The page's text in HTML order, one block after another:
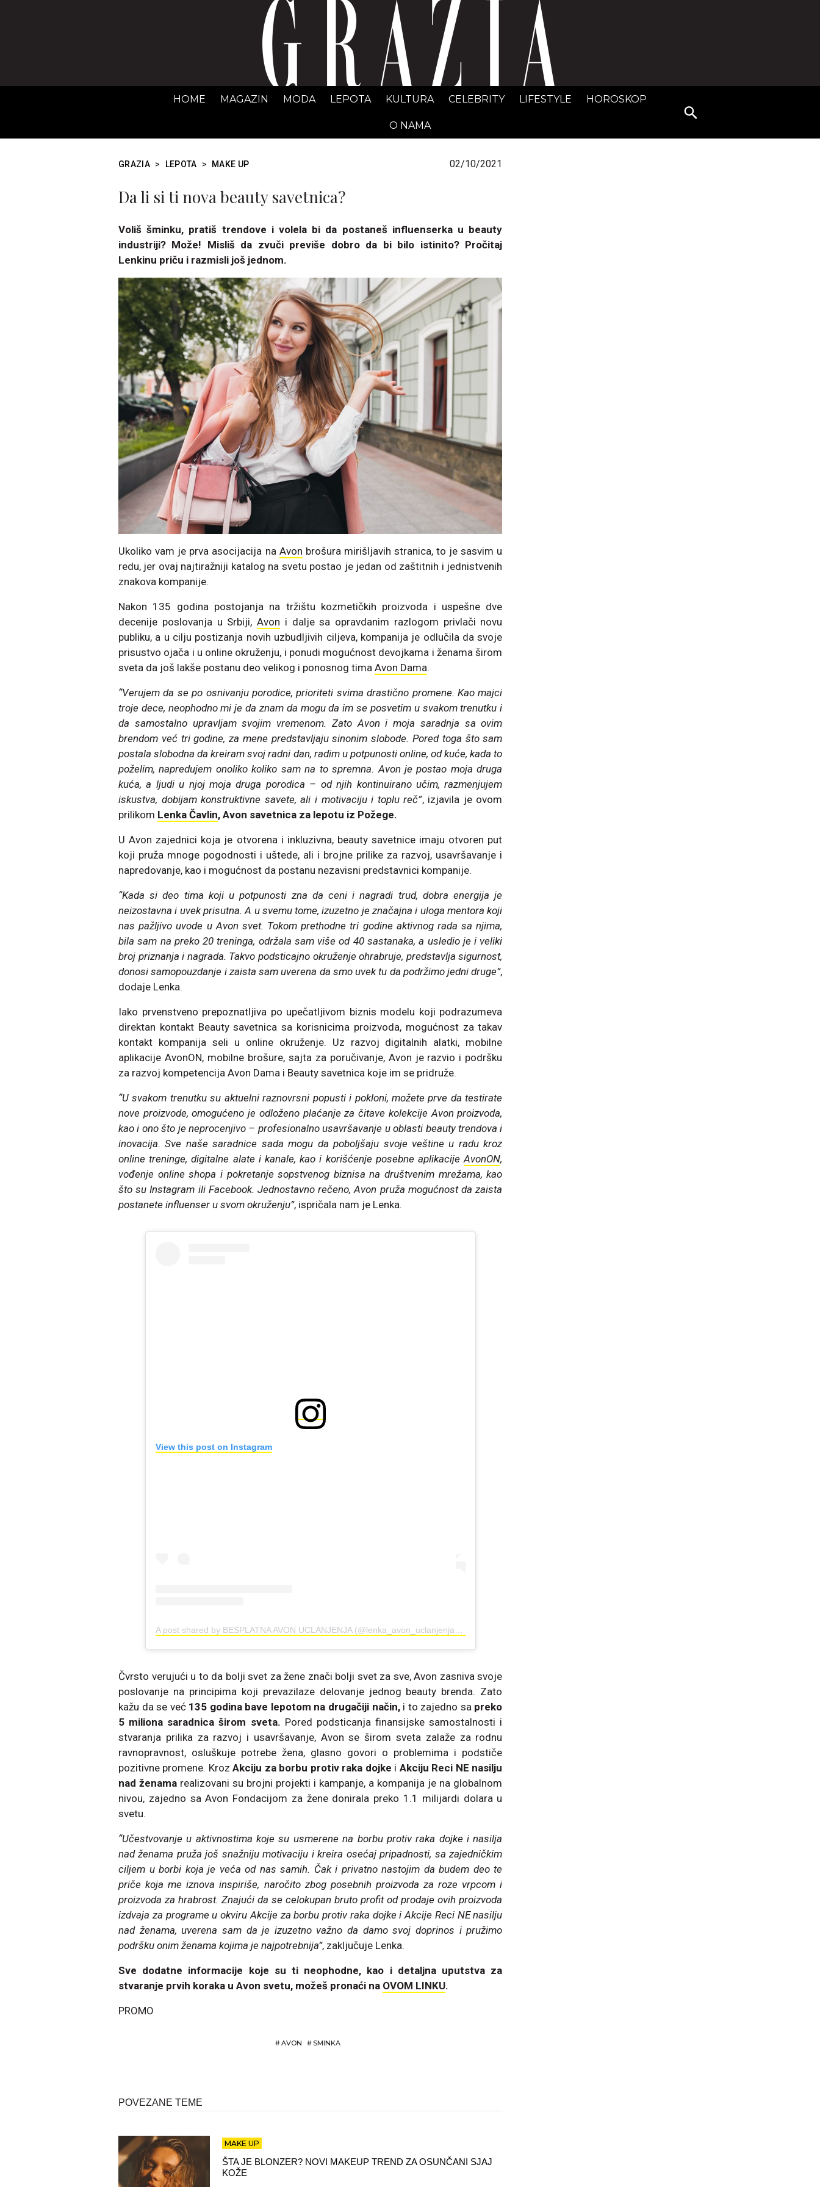
GRAZIA Srbija
HOME MAGAZIN MODA LEPOTA KULTURA CELEBRITY LIFESTYLE HOROSKOP
O NAMA
Search
for:
GRAZIA > LEPOTA > MAKE UP 02/10/2021
Da li si ti nova beauty savetnica?
Voliš šminku, pratiš trendove i volela bi da postaneš influenserka u beauty
industriji? Može! Misliš da zvuči previše dobro da bi bilo istinito? Pročitaj
Lenkinu priču i razmisli još jednom.
Ukoliko vam je prva asocijacija na Avon brošura mirišljavih stranica, to je sasvim u
redu, jer ovaj najtiražniji katalog na svetu postao je jedan od zaštitnih i jednistvenih
znakova kompanije.
Nakon 135 godina postojanja na tržištu kozmetičkih proizvoda i uspešne dve
decenije poslovanja u Srbiji,Avon i dalje sa opravdanim razlogom privlači novu
publiku, a u cilju postizanja novih uzbudljivih ciljeva, kompanija je odlučila da svoje
prisustvo ojača i u online okruženju, i ponudi mogućnost devojkama i ženama širom
sveta da još lakše postanu deo velikog i ponosnog tima Avon Dama.
“Verujem da se po osnivanju porodice, prioriteti svima drastično promene. Kao majci
troje dece, neophodno mi je da znam da mogu da im se posvetim u svakom trenutku i
da samostalno upravljam svojim vremenom. Zato Avon i moja saradnja sa ovim
brendom već tri godine, za mene predstavljaju sinonim slobode. Pored toga što sam
postala slobodna da kreiram svoj radni dan, radim u potpunosti online, od kuće, kada to
poželim, napredujem onoliko koliko sam na to spremna. Avon je postao moja druga
kuća, a ljudi u njoj moja druga porodica – od njih kontinuirano učim, razmenjujem
iskustva, dobijam konstruktivne savete, ali i motivaciju i toplu reč”, izjavila je ovom
prilikom Lenka Čavlin, Avon savetnica za lepotu iz Požege.
U Avon zajednici koja je otvorena i inkluzivna, beauty savetnice imaju otvoren put
koji pruža mnoge pogodnosti i uštede, ali i brojne prilike za razvoj, usavršavanje i
napredovanje, kao i mogućnost da postanu nezavisni predstavnici kompanije.
“Kada si deo tima koji u potpunosti zna da ceni i nagradi trud, dobra energija je
neizostavna i uvek prisutna. A u svemu tome, izuzetno je značajna i uloga mentora koji
nas pažljivo uvode u Avon svet. Tokom prethodne tri godine aktivnog rada sa njima,
bila sam na preko 20 treninga, održala sam više od 40 sastanaka, a usledio je i veliki
broj priznanja i nagrada. Takvo podsticajno okruženje ohrabruje, predstavlja sigurnost,
donosi samopouzdanje i zaista sam uverena da smo uvek tu da podržimo jedni druge”,
dodaje Lenka.
Iako prvenstveno prepoznatljiva po upečatljivom biznis modelu koji podrazumeva
direktan kontakt Beauty savetnica sa korisnicima proizvoda, mogućnost za takav
kontakt kompanija seli u online okruženje. Uz razvoj digitalnih alatki, mobilne
aplikacije AvonON, mobilne brošure, sajta za poručivanje, Avon je razvio i podršku
za razvoj kompetencija Avon Dama i Beauty savetnica koje im se pridruže.
“U svakom trenutku su aktuelni raznovrsni popusti i pokloni, možete prve da testirate
nove proizvode, omogućeno je odloženo plaćanje za čitave kolekcije Avon proizvoda,
kao i ono što je neprocenjivo – profesionalno usavršavanje u oblasti beauty trendova i
inovacija. Sve naše saradnice sada mogu da poboljšaju svoje veštine u radu kroz
online treninge, digitalne alate i kanale, kao i korišćenje posebne aplikacijeAvonON,
vođenje online shopa i pokretanje sopstvenog biznisa na društvenim mrežama, kao
što su Instagram ili Facebook. Jednostavno rečeno, Avon pruža mogućnost da zaista
postanete influenser u svom okruženju”, ispričala nam je Lenka.
View this post on Instagram
Čvrsto verujući u to da bolji svet za žene znači bolji svet za sve, Avon zasniva svoje
poslovanje na principima koji prevazilaze delovanje jednog beauty brenda. Zato
kažu da se već 135 godina bave lepotom na drugačiji način,i to zajedno sa preko
5 miliona saradnica širom sveta. Pored podsticanja finansijske samostalnosti i
stvaranja prilika za razvoj i usavršavanje, Avon se širom sveta zalaže za rodnu
ravnopravnost, osluškuje potrebe žena, glasno govori o problemima i podstiče
pozitivne promene. KrozAkciju za borbu protiv raka dojke i Akciju Reci NE nasilju
nad ženama realizovani su brojni projekti i kampanje, a kompanija je na globalnom
nivou, zajedno sa Avon Fondacijom za žene donirala preko 1.1 milijardi dolara u
svetu.
“Učestvovanje u aktivnostima koje su usmerene na borbu protiv raka dojke i nasilja
nad ženama pruža još snažniju motivaciju i kreira osećaj pripadnosti, sa zajedničkim
ciljem u borbi koja je veća od nas samih. Čak i privatno nastojim da budem deo te
priče koja me iznova inspiriše, naročito zbog posebnih proizvoda za roze vrpcom i
proizvoda za hrabrost. Znajući da se celokupan bruto profit od prodaje ovih proizvoda
izdvaja za programe u okviru Akcije za borbu protiv raka dojke i Akcije Reci NE nasilju
nad ženama, uverena sam da je izuzetno važno da damo svoj doprinos i pružimo
podršku onim ženama kojima je najpotrebnija”, zaključuje Lenka.
Sve dodatne informacije koje su ti neophodne, kao i detaljna uputstva za
stvaranje prvih koraka u Avon svetu, možeš pronaći na OVOM LINKU.
PROMO
#AVON # SMINKA
POVEZANE TEME
MAKE UP
ŠTA JE BLONZER? NOVI MAKEUP TREND ZA OSUNČANI SJAJ
KOŽE